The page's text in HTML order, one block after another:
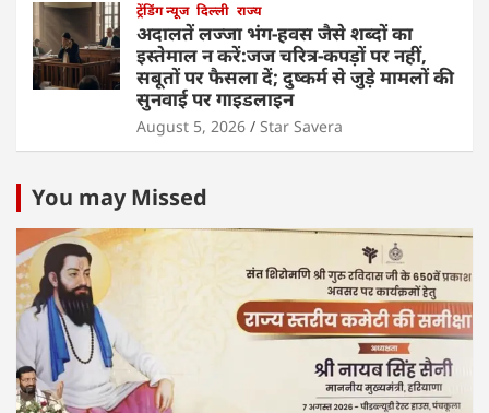
ट्रेंडिंग न्यूज दिल्ली राज्य
अदालतें लज्जा भंग-हवस जैसे शब्दों का
इस्तेमाल न करें:जज चरित्र-कपड़ों पर नहीं,
सबूतों पर फैसला दें; दुष्कर्म से जुड़े मामलों की
सुनवाई पर गाइडलाइन
August 5, 2026 Star Savera
You may Missed